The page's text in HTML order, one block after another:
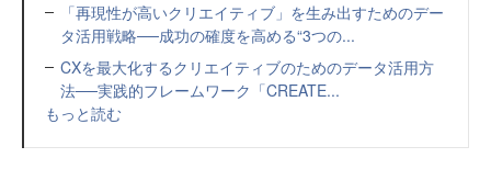
「再現性が高いクリエイティブ」を生み出すためのデー
タ活用戦略──成功の確度を高める“3つの...
CXを最大化するクリエイティブのためのデータ活用方
法──実践的フレームワーク「CREATE...
もっと読む